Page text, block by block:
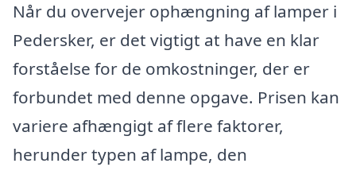
Når du overvejer ophængning af lamper i
Pedersker, er det vigtigt at have en klar
forståelse for de omkostninger, der er
forbundet med denne opgave. Prisen kan
variere afhængigt af flere faktorer,
herunder typen af lampe, den